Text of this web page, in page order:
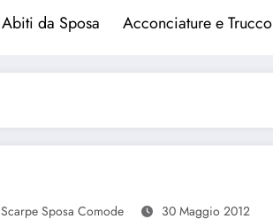
Abiti da Sposa Acconciature e Trucco
Scarpe Sposa Comode 30 Maggio 2012